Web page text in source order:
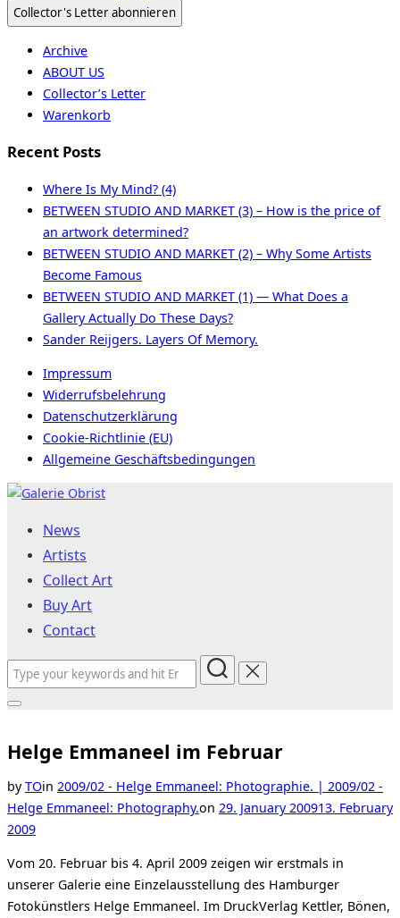
Archive
ABOUT US
Collector’s Letter
Warenkorb
Recent Posts
Where Is My Mind? (4)
BETWEEN STUDIO AND MARKET (3) – How is the price of
an artwork determined?
BETWEEN STUDIO AND MARKET (2) – Why Some Artists
Become Famous
BETWEEN STUDIO AND MARKET (1) — What Does a
Gallery Actually Do These Days?
Sander Reijgers. Layers Of Memory.
Impressum
Widerrufsbelehrung
Datenschutzerklärung
Cookie-Richtlinie (EU)
Allgemeine Geschäftsbedingungen
Skip
contentNews
Artists
Collect Art
Buy Art
Contact
Search
for:
Toggle
&
navigation
Helge Emmaneel im Februar
byTOin 2009/02 - Helge Emmaneel: Photographie. | 2009/02 -
Helge Emmaneel: Photography.on Posted
29. January 200913. February
2009
Vom 20. Februar bis 4. April 2009 zeigen wir erstmals in
unserer Galerie eine Einzelausstellung des Hamburger
Fotokünstlers Helge Emmaneel. Im DruckVerlag Kettler, Bönen,